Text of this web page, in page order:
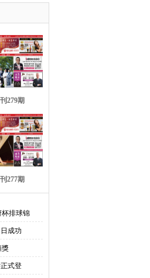
279期
277期
杯排球锦
成功
獎
式登